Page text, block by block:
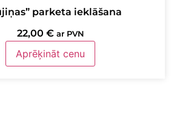
parketa ieklāšana
22,00 € ar PVN
Aprēķināt cenu